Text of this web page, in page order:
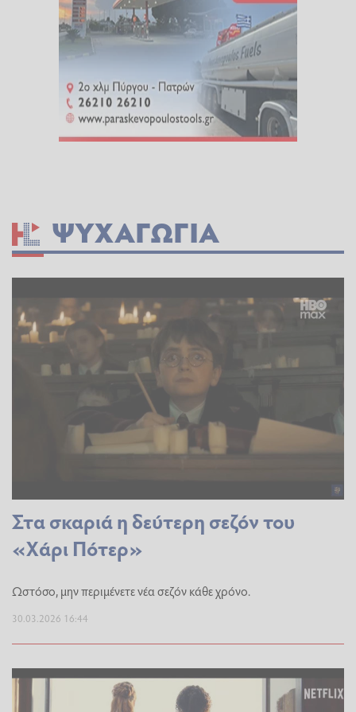
ΨΥΧΑΓΩΓΊΑ
Στα σκαριά η δεύτερη σεζόν του
«Χάρι Πότερ»
Ωστόσο, μην περιμένετε νέα σεζόν κάθε χρόνο.
30.03.2026 16:44